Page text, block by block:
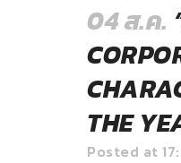
04 ส.ค.
THE
Posted at